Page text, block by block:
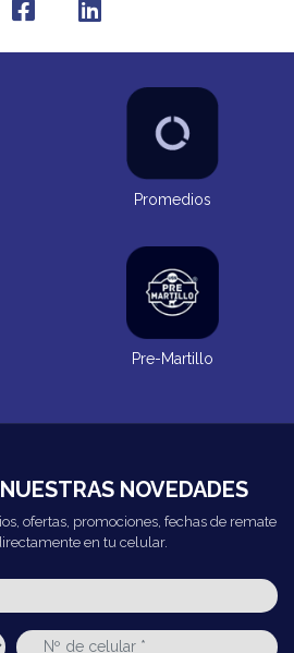
Promedios
Pre-Martillo
NOVEDADES
ofertas, promociones, fechas de remate
en tu celular.